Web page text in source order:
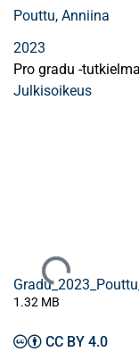
Pouttu, Anniina
2023
Pro gradu -tutkielma
Julkisoikeus
Ladataan...
1.32 MB
CC BY 4.0